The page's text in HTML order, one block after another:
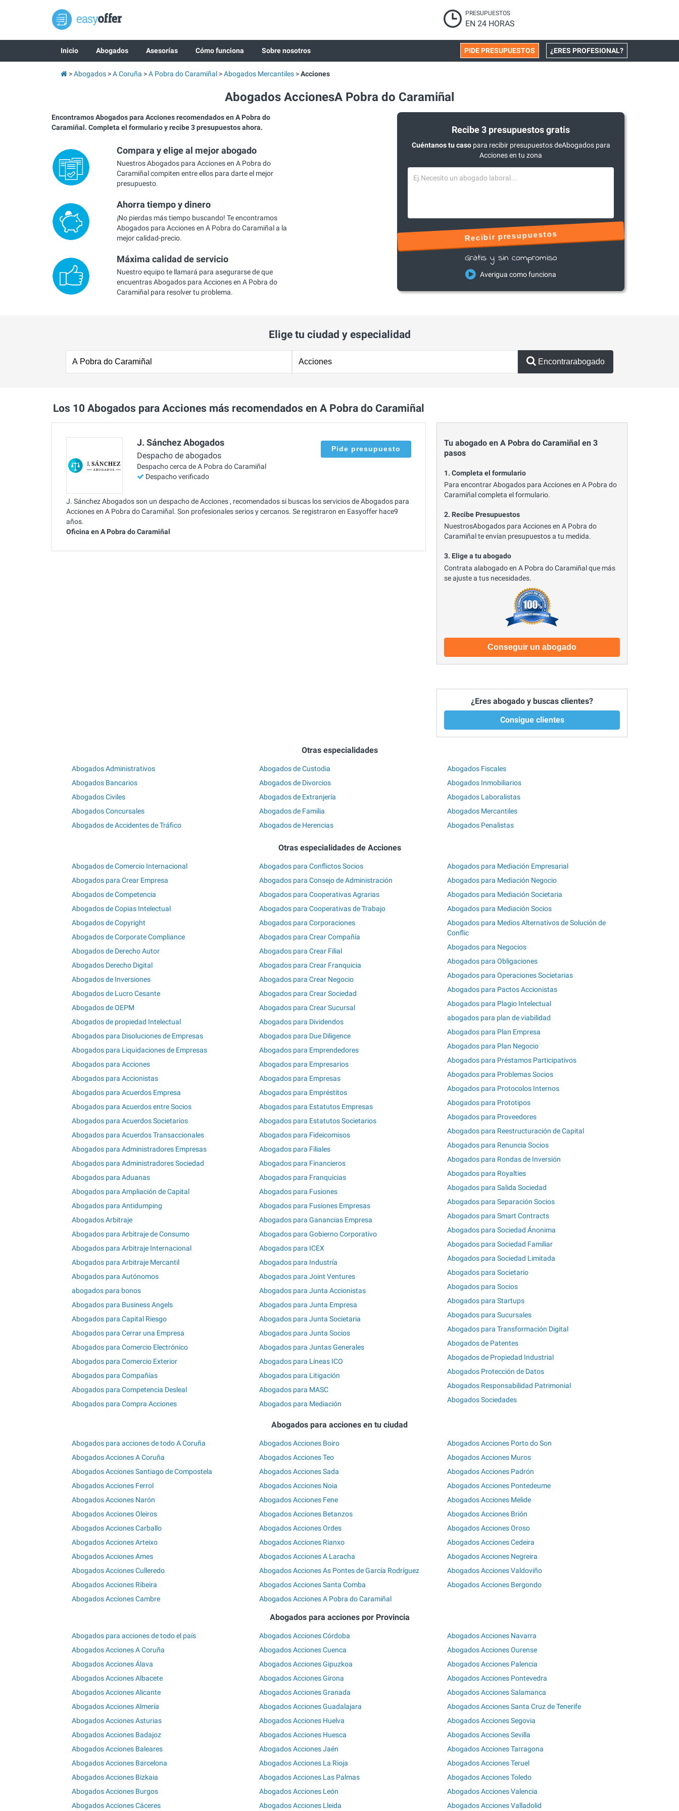
PRESUPUESTOS
EN 24 HORAS
Inicio Abogados Asesorías Cómo funciona Sobre nosotros ¿ERES PROFESIONAL?
PIDE PRESUPUESTOS
Abogados A Coruña A Pobra do Caramiñal Abogados Mercantiles Acciones
Abogados AccionesA Pobra do Caramiñal
Encontramos Abogados para Acciones recomendados en A Pobra do
Caramiñal. Completa el formulario y recibe 3 presupuestos ahora.
Compara y elige al mejor abogado
Nuestros Abogados para Acciones en A Pobra do
Caramiñal compiten entre ellos para darte el mejor
presupuesto.
Ahorra tiempo y dinero
¡No pierdas más tiempo buscando! Te encontramos
Abogados para Acciones en A Pobra do Caramiñal a la
mejor calidad-precio.
Máxima calidad de servicio
Nuestro equipo te llamará para asegurarse de que
encuentras Abogados para Acciones en A Pobra do
Caramiñal para resolver tu problema.
Recibe 3 presupuestos gratis
Cuéntanos tu casopara recibir presupuestos deAbogados para
Acciones en tu zona
Recibir presupuestos
Gratis y sin compromiso
Averigua como funciona
Elige tu ciudad y especialidad
Encontrarabogado
Los 10 Abogados para Acciones más recomendados en A Pobra do Caramiñal
J. Sánchez Abogados
Despacho de abogados
Despacho cerca de A Pobra do Caramiñal
Despacho verificado
Pide presupuesto
J. Sánchez Abogados son un despacho de Acciones , recomendados si buscas los servicios de Abogados para
Acciones en A Pobra do Caramiñal. Son profesionales serios y cercanos. Se registraron en Easyoffer hace9
años.
Oficina en A Pobra do Caramiñal
Tu abogado en A Pobra do Caramiñal en 3
pasos
1. Completa el formulario
Para encontrar Abogados para Acciones en A Pobra do
Caramiñal completa el formulario.
2. Recibe Presupuestos
NuestrosAbogados para Acciones en A Pobra do
Caramiñal te envían presupuestos a tu medida.
3. Elige a tu abogado
Contrata alabogado en A Pobra do Caramiñal que más
se ajuste a tus necesidades.
Conseguir un abogado
¿Eres abogado y buscas clientes?
Consigue clientes
Otras especialidades
Abogados Administrativos
Abogados Bancarios
Abogados Civiles
Abogados Concursales
Abogados de Accidentes de Tráfico
Abogados de Custodia
Abogados de Divorcios
Abogados de Extranjería
Abogados de Familia
Abogados de Herencias
Abogados Fiscales
Abogados Inmobiliarios
Abogados Laboralistas
Abogados Mercantiles
Abogados Penalistas
Otras especialidades de Acciones
Abogados de Comercio Internacional
Abogados para Crear Empresa
Abogados de Competencia
Abogados de Copias Intelectual
Abogados de Copyright
Abogados de Corporate Compliance
Abogados de Derecho Autor
Abogados Derecho Digital
Abogados de Inversiones
Abogados de Lucro Cesante
Abogados de OEPM
Abogados de propiedad Intelectual
Abogados para Disoluciones de Empresas
Abogados para Liquidaciones de Empresas
Abogados para Acciones
Abogados para Accionistas
Abogados para Acuerdos Empresa
Abogados para Acuerdos entre Socios
Abogados para Acuerdos Societarios
Abogados para Acuerdos Transaccionales
Abogados para Administradores Empresas
Abogados para Administradores Sociedad
Abogados para Aduanas
Abogados para Ampliación de Capital
Abogados para Antidumping
Abogados Arbitraje
Abogados para Arbitraje de Consumo
Abogados para Arbitraje Internacional
Abogados para Arbitraje Mercantil
Abogados para Autónomos
abogados para bonos
Abogados para Business Angels
Abogados para Capital Riesgo
Abogados para Cerrar una Empresa
Abogados para Comercio Electrónico
Abogados para Comercio Exterior
Abogados para Compañías
Abogados para Competencia Desleal
Abogados para Compra Acciones
Abogados para Conflictos Socios
Abogados para Consejo de Administración
Abogados para Cooperativas Agrarias
Abogados para Cooperativas de Trabajo
Abogados para Corporaciones
Abogados para Crear Compañía
Abogados para Crear Filial
Abogados para Crear Franquicia
Abogados para Crear Negocio
Abogados para Crear Sociedad
Abogados para Crear Sucursal
Abogados para Dividendos
Abogados para Due Diligence
Abogados para Emprendedores
Abogados para Empresarios
Abogados para Empresas
Abogados para Empréstitos
Abogados para Estatutos Empresas
Abogados para Estatutos Societarios
Abogados para Fideicomisos
Abogados para Filiales
Abogados para Financieros
Abogados para Franquicias
Abogados para Fusiones
Abogados para Fusiones Empresas
Abogados para Ganancias Empresa
Abogados para Gobierno Corporativo
Abogados para ICEX
Abogados para Industría
Abogados para Joint Ventures
Abogados para Junta Accionistas
Abogados para Junta Empresa
Abogados para Junta Societaria
Abogados para Junta Socios
Abogados para Juntas Generales
Abogados para Líneas ICO
Abogados para Litigación
Abogados para MASC
Abogados para Mediación
Abogados para Mediación Empresarial
Abogados para Mediación Negocio
Abogados para Mediación Societaria
Abogados para Mediación Socios
Abogados para Medios Alternativos de Solución de
Conflic
Abogados para Negocios
Abogados para Obligaciones
Abogados para Operaciones Societarias
Abogados para Pactos Accionistas
Abogados para Plagio Intelectual
abogados para plan de viabilidad
Abogados para Plan Empresa
Abogados para Plan Negocio
Abogados para Préstamos Participativos
Abogados para Problemas Socios
Abogados para Protocolos Internos
Abogados para Prototipos
Abogados para Proveedores
Abogados para Reestructuración de Capital
Abogados para Renuncia Socios
Abogados para Rondas de Inversión
Abogados para Royalties
Abogados para Salida Sociedad
Abogados para Separación Socios
Abogados para Smart Contracts
Abogados para Sociedad Ánonima
Abogados para Sociedad Familiar
Abogados para Sociedad Limitada
Abogados para Societario
Abogados para Socios
Abogados para Startups
Abogados para Sucursales
Abogados para Transformación Digital
Abogados de Patentes
Abogados de Propiedad Industrial
Abogados Protección de Datos
Abogados Responsabilidad Patrimonial
Abogados Sociedades
Abogados para acciones en tu ciudad
Abogados para acciones de todo A Coruña
Abogados Acciones A Coruña
Abogados Acciones Santiago de Compostela
Abogados Acciones Ferrol
Abogados Acciones Narón
Abogados Acciones Oleiros
Abogados Acciones Carballo
Abogados Acciones Arteixo
Abogados Acciones Ames
Abogados Acciones Culleredo
Abogados Acciones Ribeira
Abogados Acciones Cambre
Abogados Acciones Boiro
Abogados Acciones Teo
Abogados Acciones Sada
Abogados Acciones Noia
Abogados Acciones Fene
Abogados Acciones Betanzos
Abogados Acciones Ordes
Abogados Acciones Rianxo
Abogados Acciones A Laracha
Abogados Acciones As Pontes de García Rodríguez
Abogados Acciones Santa Comba
Abogados Acciones A Pobra do Caramiñal
Abogados Acciones Porto do Son
Abogados Acciones Muros
Abogados Acciones Padrón
Abogados Acciones Pontedeume
Abogados Acciones Melide
Abogados Acciones Brión
Abogados Acciones Oroso
Abogados Acciones Cedeira
Abogados Acciones Negreira
Abogados Acciones Valdoviño
Abogados Acciones Bergondo
Abogados para acciones por Provincia
Abogados para acciones de todo el país
Abogados Acciones A Coruña
Abogados Acciones Álava
Abogados Acciones Albacete
Abogados Acciones Alicante
Abogados Acciones Almería
Abogados Acciones Asturias
Abogados Acciones Badajoz
Abogados Acciones Baleares
Abogados Acciones Barcelona
Abogados Acciones Bizkaia
Abogados Acciones Burgos
Abogados Acciones Cáceres
Abogados Acciones Córdoba
Abogados Acciones Cuenca
Abogados Acciones Gipuzkoa
Abogados Acciones Girona
Abogados Acciones Granada
Abogados Acciones Guadalajara
Abogados Acciones Huelva
Abogados Acciones Huesca
Abogados Acciones Jaén
Abogados Acciones La Rioja
Abogados Acciones Las Palmas
Abogados Acciones León
Abogados Acciones Lleida
Abogados Acciones Navarra
Abogados Acciones Ourense
Abogados Acciones Palencia
Abogados Acciones Pontevedra
Abogados Acciones Salamanca
Abogados Acciones Santa Cruz de Tenerife
Abogados Acciones Segovia
Abogados Acciones Sevilla
Abogados Acciones Tarragona
Abogados Acciones Teruel
Abogados Acciones Toledo
Abogados Acciones Valencia
Abogados Acciones Valladolid